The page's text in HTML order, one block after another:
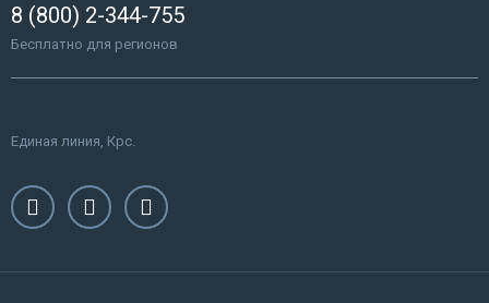
8 (800) 2-344-755
Бесплатно для регионов
Единая линия, Крс.